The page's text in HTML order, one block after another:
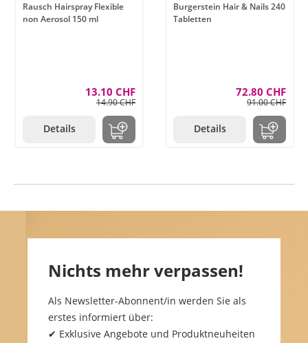
Rausch Hairspray Flexible
non Aerosol 150 ml
13.10 CHF
14.90 CHF
Details
Burgerstein Hair & Nails 240
Tabletten
72.80 CHF
91.00 CHF
Details
Nichts mehr verpassen!
Als Newsletter-Abonnent/in werden Sie als
erstes informiert über:
✔ Exklusive Angebote und Produktneuheiten